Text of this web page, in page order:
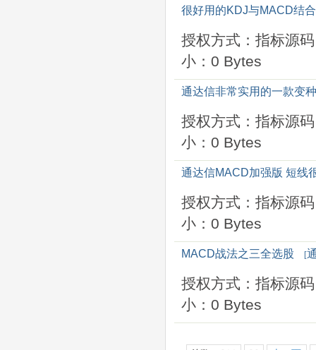
很好用的KDJ与MACD结
授权方式：指标源码
小：0 Bytes
通达信非常实用的一款变
授权方式：指标源码
小：0 Bytes
通达信MACD加强版 短线
授权方式：指标源码
小：0 Bytes
MACD战法之三全选股 [
授权方式：指标源码
小：0 Bytes